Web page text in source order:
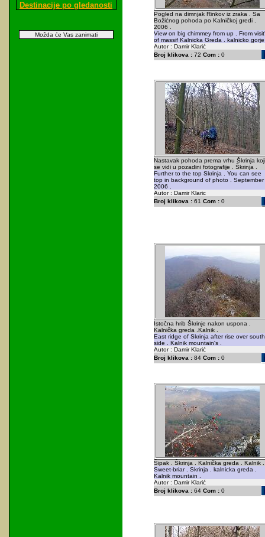
Destinacije po gledanosti
Možda će Vas zanimati
Pogled na dimnjak Rinkov iz zraka . Sa
Božićnog pohoda po Kalničkoj gredi .
2006 .
View on big chimmey from up . From
of massif Kalnicka Greda . kalnicko
Autor : Damir Klarić
Broj klikova :72 Com :0
Nastavak pohoda prema vrhu Škrinja koji
se vidi u pozadini fotografije . Škrinja .
Further to the top Skrinja . You can see
top in background of photo . September
2006 .
Autor : Damir Klaric
Broj klikova :61 Com :0
Istočna hrib Škrinje nakon uspona .
Kalnička greda .Kalnik .
East ridge of Skrinja after rise over south
side . Kalnik mountain's .
Autor : Damir Klarić
Broj klikova :84 Com :0
Šipak . Škrinja . Kalnička greda . Kalnik .
Sweet-briar . Skrinja . kalnicka greda .
Kalnik mountain .
Autor : Damir Klarić
Broj klikova :64 Com :0